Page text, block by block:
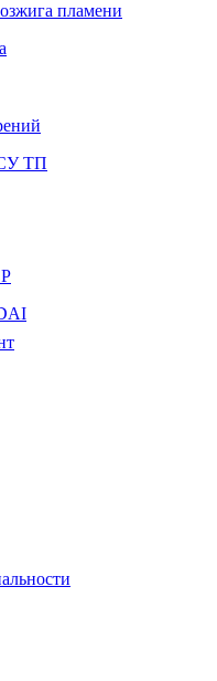
пламени
ТП